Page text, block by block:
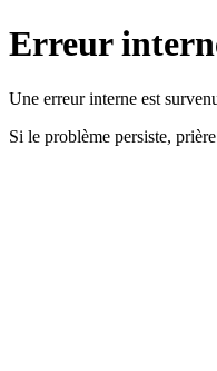
Erreur
Une erreur interne est
Si le problème persiste,